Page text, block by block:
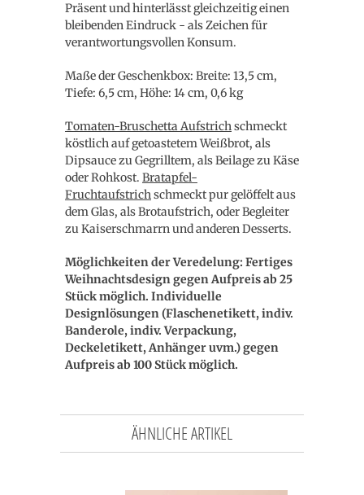
Präsent und hinterlässt gleichzeitig einen
bleibenden Eindruck - als Zeichen für
verantwortungsvollen Konsum.
Maße der Geschenkbox: Breite: 13,5 cm,
Tiefe: 6,5 cm, Höhe: 14 cm, 0,6 kg
Tomaten-Bruschetta Aufstrichschmeckt
köstlich auf getoastetem Weißbrot, als
Dipsauce zu Gegrilltem, als Beilage zu Käse
oder Rohkost. Bratapfel-
Fruchtaufstrichschmeckt pur gelöffelt aus
dem Glas, als Brotaufstrich, oder Begleiter
zu Kaiserschmarrn und anderen Desserts.
Möglichkeiten der Veredelung: Fertiges
Weihnachtsdesign gegen Aufpreis ab 25
Stück möglich. Individuelle
Designlösungen (Flaschenetikett, indiv.
Banderole, indiv. Verpackung,
Deckeletikett, Anhänger uvm.) gegen
Aufpreis ab 100 Stück möglich.
ÄHNLICHE ARTIKEL